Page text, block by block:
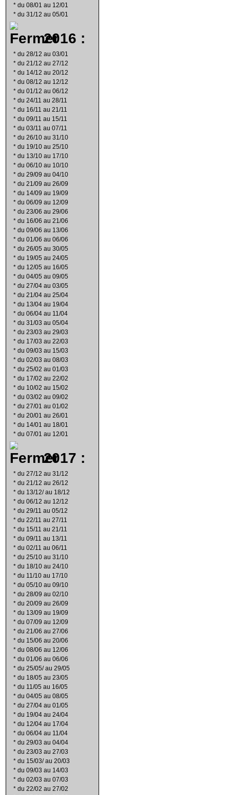
* du 08/01 au 12/01
* du 31/12 au 05/01
2016 :
* du 28/12 au 03/01
* du 21/12 au 27/12
* du 14/12 au 20/12
* du 08/12 au 12/12
* du 01/12 au 06/12
* du 24/11 au 28/11
* du 16/11 au 21/11
* du 09/11 au 15/11
* du 03/11 au 07/11
* du 26/10 au 31/10
* du 19/10 au 25/10
* du 13/10 au 17/10
* du 06/10 au 10/10
* du 29/09 au 04/10
* du 21/09 au 26/09
* du 14/09 au 19/09
* du 06/09 au 12/09
* du 23/06 au 29/06
* du 16/06 au 21/06
* du 09/06 au 13/06
* du 01/06 au 06/06
* du 26/05 au 30/05
* du 19/05 au 24/05
* du 12/05 au 16/05
* du 04/05 au 09/05
* du 27/04 au 03/05
* du 21/04 au 25/04
* du 13/04 au 19/04
* du 06/04 au 11/04
* du 31/03 au 05/04
* du 23/03 au 29/03
* du 17/03 au 22/03
* du 09/03 au 15/03
* du 02/03 au 08/03
* du 25/02 au 01/03
* du 17/02 au 22/02
* du 10/02 au 15/02
* du 03/02 au 09/02
* du 27/01 au 01/02
* du 20/01 au 26/01
* du 14/01 au 18/01
* du 07/01 au 12/01
2017 :
* du 27/12 au 31/12
* du 21/12 au 26/12
* du 13/12/ au 18/12
* du 06/12 au 12/12
* du 29/11 au 05/12
* du 22/11 au 27/11
* du 15/11 au 21/11
* du 09/11 au 13/11
* du 02/11 au 06/11
* du 25/10 au 31/10
* du 18/10 au 24/10
* du 11/10 au 17/10
* du 05/10 au 09/10
* du 28/09 au 02/10
* du 20/09 au 26/09
* du 13/09 au 19/09
* du 07/09 au 12/09
* du 21/06 au 27/06
* du 15/06 au 20/06
* du 08/06 au 12/06
* du 01/06 au 06/06
* du 25/05/ au 29/05
* du 18/05 au 23/05
* du 11/05 au 16/05
* du 04/05 au 08/05
* du 27/04 au 01/05
* du 19/04 au 24/04
* du 12/04 au 17/04
* du 06/04 au 11/04
* du 29/03 au 04/04
* du 23/03 au 27/03
* du 15/03/ au 20/03
* du 09/03 au 14/03
* du 02/03 au 07/03
* du 22/02 au 27/02